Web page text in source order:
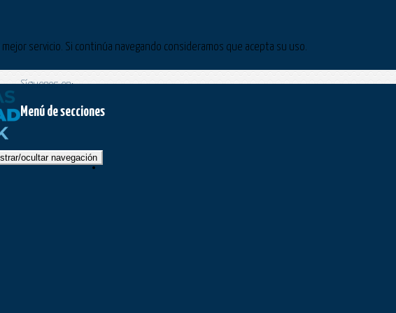
servicio. Si continúa navegando consideramos que acepta su uso.
Síguenos en:
Menú de secciones
ocultar navegación